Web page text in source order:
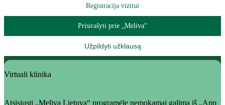
Registracija vizitui
Prisirašyti prie „Meliva“
Užpildyti užklausą
Virtuali klinika
Atsisiųsti „Meliva Lietuva“ programėlę nemokamai galima iš „App